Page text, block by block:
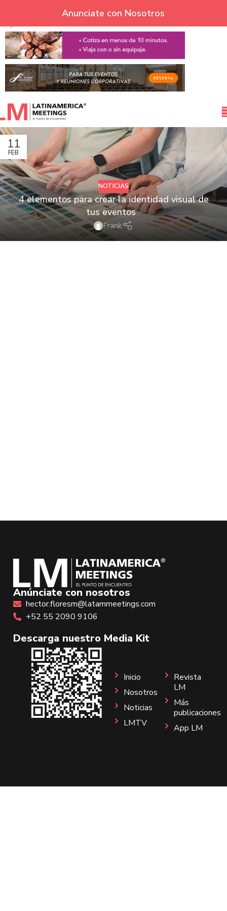
Skip to navigation
Skip to main content
Anunciate con Nosotros
11
FEB
NOTICIAS
4 elementos para crear la identidad visual de
tus eventos
Frank
Anúnciate con nosotros
hector.floresm@latammeetings.com
+52 55 2090 9106
Descarga nuestro Media Kit
Inicio
Nosotros
Noticias
LMTV
Revista
LM
Más
publicaciones
App LM